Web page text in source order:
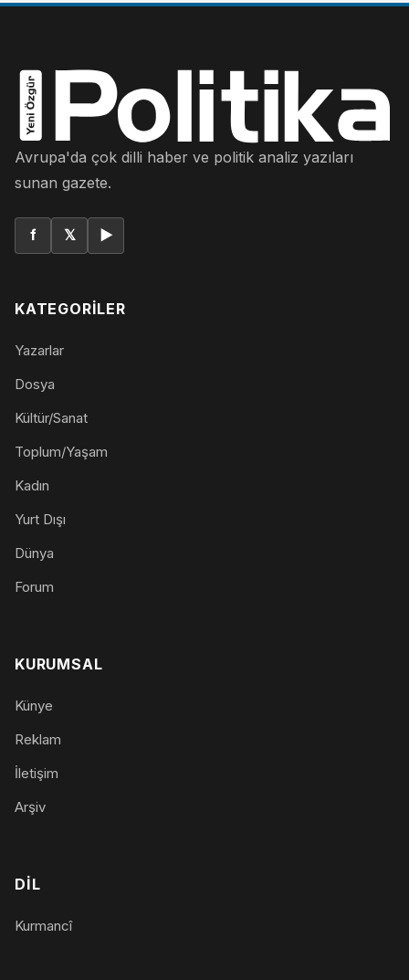
Avrupa'da çok dilli haber ve politik analiz yazıları
sunan gazete.
f 𝕏 ▶
KATEGORILER
Yazarlar
Dosya
Kültür/Sanat
Toplum/Yaşam
Kadın
Yurt Dışı
Dünya
Forum
KURUMSAL
Künye
Reklam
İletişim
Arşiv
DIL
Kurmancî